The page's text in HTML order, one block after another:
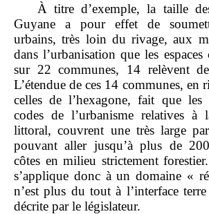
À titre d’exemple, la taille
Guyane a pour effet de
urbains, très loin du rivage, aux
dans l’urbanisation que les
sur 22 communes, 14 relèvent
L’étendue de ces 14 communes, en
celles de l’hexagone, fait que les
codes de l’urbanisme relatives à
littoral, couvrent une très large
pouvant aller jusqu’à plus de
côtes en milieu strictement
s’applique donc à un domaine «
n’est plus du tout à l’interface
décrite par le législateur.